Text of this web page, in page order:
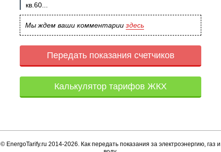
кв.60...
Мы ждем ваши комментарии здесь
Передать показания счетчиков
Калькулятор тарифов ЖКХ
© EnergoTarify.ru 2014-2026. Как передать показания за электроэнергию, газ и